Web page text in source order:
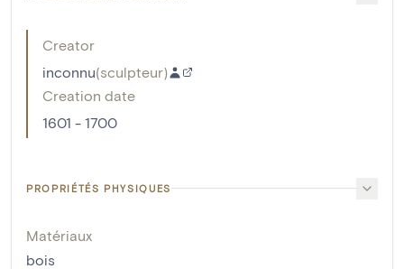
Creator
inconnu(sculpteur)
Creation date
1601 - 1700
PROPRIÉTÉS PHYSIQUES
Matériaux
bois